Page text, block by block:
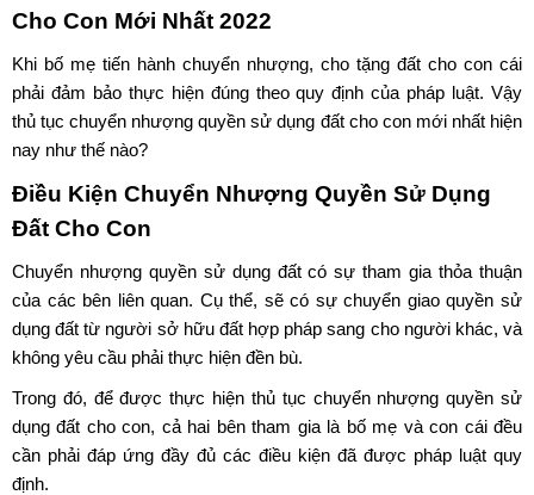
Cho Con Mới Nhất 2022
Khi bố mẹ tiến hành chuyển nhượng, cho tặng đất cho con cái
phải đảm bảo thực hiện đúng theo quy định của pháp luật. Vậy
thủ tục chuyển nhượng quyền sử dụng đất cho con mới nhất hiện
nay như thế nào?
Điều Kiện Chuyển Nhượng Quyền Sử Dụng
Đất Cho Con
Chuyển nhượng quyền sử dụng đấtcó sự tham gia thỏa thuận
của các bên liên quan. Cụ thể, sẽ có sựchuyển giao quyền sử
dụng đất từ người sở hữu đất hợp pháp sang cho người khác, và
không yêu cầu phải thực hiện đền bù.
Trong đó, để được thực hiện thủ tục chuyển nhượng quyền sử
dụng đất cho con, cả hai bên tham gia là bố mẹ và con cái đều
cần phải đáp ứng đầy đủ các điều kiện đã được pháp luật quy
định.